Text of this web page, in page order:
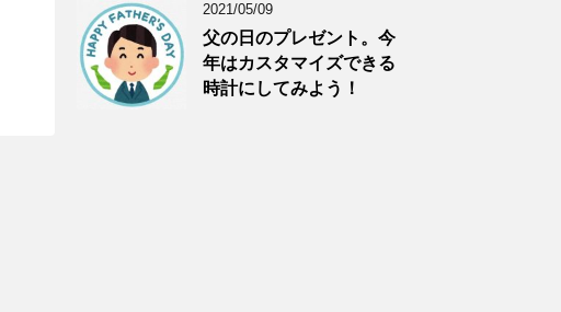
2021/05/09
父の日のプレゼント。今
年はカスタマイズできる
時計にしてみよう！